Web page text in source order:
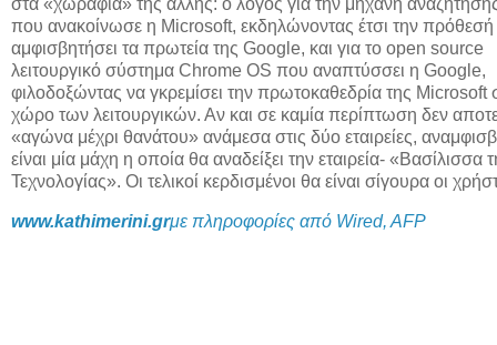
στα «χωράφια» της άλλης: ο λόγος για την μηχανή
που ανακοίνωσε η Microsoft, εκδηλώνοντας έτσι την πρόθεσή
αμφισβητήσει τα πρωτεία της Google, και για το open source
λειτουργικό σύστημα Chrome OS που αναπτύσσει η Google,
φιλοδοξώντας να γκρεμίσει την πρωτοκαθεδρία της Microsoft
χώρο των λειτουργικών. Αν και σε καμία περίπτωση δεν
«αγώνα μέχρι θανάτου» ανάμεσα στις δύο εταιρείες,
είναι μία μάχη η οποία θα αναδείξει την εταιρεία- «Βασίλισσα
Τεχνολογίας». Οι τελικοί κερδισμένοι θα είναι σίγουρα οι
www.kathimerini.grμε πληροφορίες από Wired, AFP